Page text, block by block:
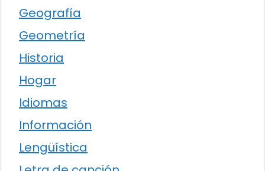
Geografía
Geometría
Historia
Hogar
Idiomas
Información
Lengüística